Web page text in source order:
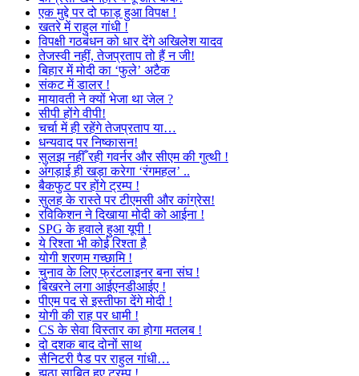
एक मुद्दे पर दो फाड़ हुआ विपक्ष !
खतरे में राहुल गांधी !
विपक्षी गठबंधन को धार देंगे अखिलेश यादव
तेजस्वी नहीं, तेजप्रताप तो हैं न जी!
बिहार में मोदी का ‘फुले’ अटैक
संकट में डालर !
मायावती ने क्यों भेजा था जेल ?
सीपी होंगे वीपी!
चर्चा में ही रहेंगे तेजप्रताप या…
धन्यवाद पर निष्कासन!
सुलझ नहीँ रही गवर्नर और सीएम की गुत्थी !
अंगड़ाई ही खड़ा करेगा ‘रंगमहल’ ..
बैकफुट पर होंगे ट्रम्प !
सुलह के रास्ते पर टीएमसी और कांग्रेस!
रविकिशन ने दिखाया मोदी को आईना !
SPG के हवाले हुआ यूपी !
ये रिश्ता भी कोई रिश्ता है
योगी शरणम गच्छामि !
चुनाव के लिए फ्रंटलाइनर बना संघ !
बिखरने लगा आईएनडीआईए !
पीएम पद से इस्तीफा देंगे मोदी !
योगी की राह पर धामी !
CS के सेवा विस्तार का होगा मतलब !
दो दशक बाद दोनों साथ
सैनिटरी पैड पर राहुल गांधी…
झूठा साबित हुए ट्रम्प !